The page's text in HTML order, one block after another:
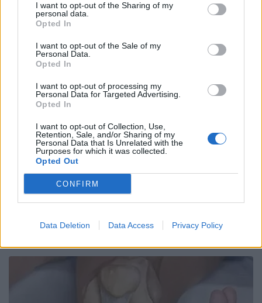
I want to opt-out of the Sharing of my
personal data.
Opted In
I want to opt-out of the Sale of my
Personal Data.
Opted In
I want to opt-out of processing my
Personal Data for Targeted Advertising.
Opted In
I want to opt-out of Collection, Use,
Retention, Sale, and/or Sharing of my
Personal Data that Is Unrelated with the
Purposes for which it was collected.
Opted Out
CONFIRM
Data Deletion Data Access Privacy Policy